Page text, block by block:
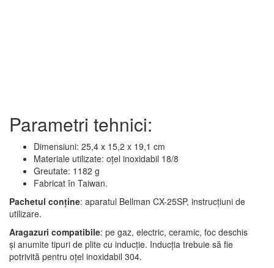
Parametri tehnici:
Dimensiuni: 25,4 x 15,2 x 19,1 cm
Materiale utilizate: oțel inoxidabil 18/8
Greutate: 1182 g
Fabricat în Taiwan.
Pachetul conține: aparatul Bellman CX-25SP, instrucțiuni de
utilizare.
Aragazuri compatibile: pe gaz, electric, ceramic, foc deschis
și anumite tipuri de plite cu inducție. Inducția trebuie să fie
potrivită pentru oțel inoxidabil 304.